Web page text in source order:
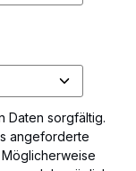
Daten sorgfältig.
angeforderte